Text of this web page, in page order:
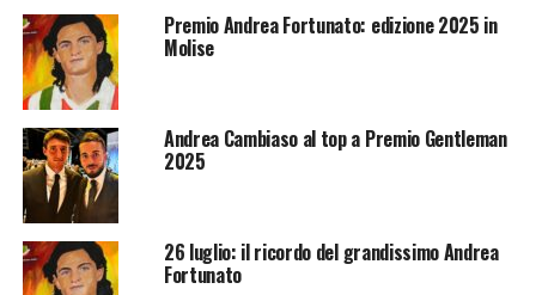
Premio Andrea Fortunato: edizione 2025 in
Molise
Andrea Cambiaso al top a Premio Gentleman
2025
26 luglio: il ricordo del grandissimo Andrea
Fortunato